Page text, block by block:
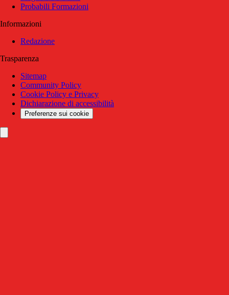
Probabili Formazioni
Informazioni
Redazione
Trasparenza
Sitemap
Community Policy
Cookie Policy e Privacy
Dichiarazione di accessibilità
Preferenze sui cookie